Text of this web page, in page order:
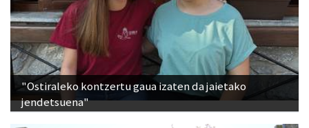
"Ostiraleko kontzertu gaua izaten da jaietako
jendetsuena"